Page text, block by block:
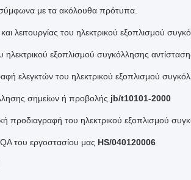
με τα ακόλουθα πρότυπα.
λειτουργίας του ηλεκτρικού εξοπλισμού
ηλεκτρικού εξοπλισμού συγκόλλησης
ελεγκτών του ηλεκτρικού εξοπλισμού
σημείων ή προβολής jb/t10101-2000
προδιαγραφή του ηλεκτρικού εξοπλισμού
του εργοστασίου μας HS/040120006